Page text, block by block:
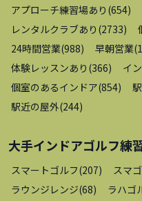
アプローチ練習場あり (654)
レンタルクラブあり (2733)
24時間営業(988) 早朝営業(
体験レッスンあり (366) イ
個室のあるインドア(854)
駅近の屋外(244)
大手インドアゴルフ練
スマートゴルフ(207) スマ
ラウンジレンジ(68) ラハゴ